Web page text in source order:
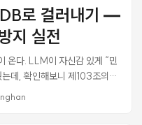
PDF, DOCX, PPTX,
로 바꾸는 Rust 변환기다.
parser), CLI 바이너리는
Continue.dev 같은 AI
로. ...
로 걸러내기 —
지 실전
온다. LLM이 자신감 있게 “민
데, 확인해보니 제103조의2
조만 있고 가지조문은 만들어